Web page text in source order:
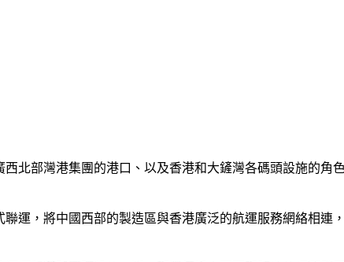
北部灣港集團的港口、以及香港和大鏟灣各碼頭設施的角
運，將中國西部的製造區與香港廣泛的航運服務網絡相連